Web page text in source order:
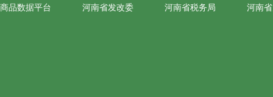
商品数据平台 河南省发改委 河南省税务局 河南